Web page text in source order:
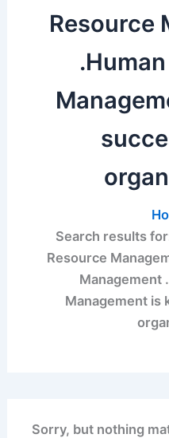
Resource
Search results
Resource
Management
Management is
Sorry, but nothing